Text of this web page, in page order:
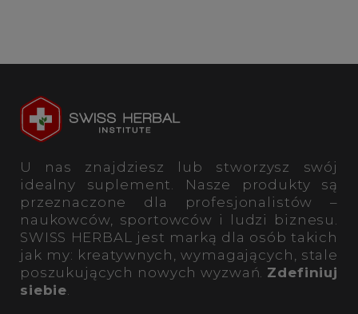
U nas znajdziesz lub stworzysz swój
idealny suplement. Nasze produkty są
przeznaczone dla profesjonalistów –
naukowców, sportowców i ludzi biznesu.
SWISS HERBAL jest marką dla osób takich
jak my: kreatywnych, wymagających, stale
poszukujących nowych wyzwań. Zdefiniuj
siebie